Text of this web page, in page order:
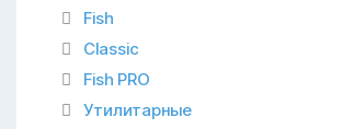
Fish
Classic
Fish PRO
Утилитарные